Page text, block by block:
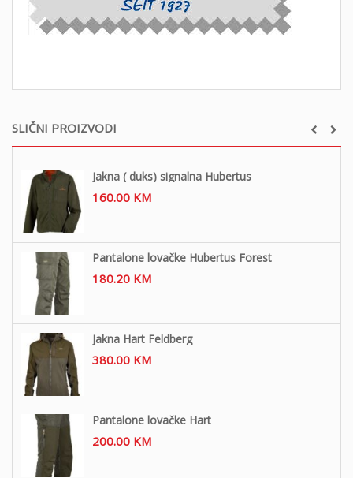
SLIČNI PROIZVODI
Jakna ( duks) signalna Hubertus
160.00 KM
Pantalone lovačke Hubertus Forest
180.20 KM
Jakna Hart Feldberg
380.00 KM
Pantalone lovačke Hart
200.00 KM